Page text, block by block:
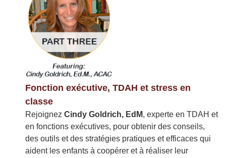
Fonction exécutive, TDAH et stress en
classe
Rejoignez Cindy Goldrich, EdM, experte en TDAH et
en fonctions exécutives, pour obtenir des conseils,
des outils et des stratégies pratiques et efficaces qui
aident les enfants à coopérer et à réaliser leur